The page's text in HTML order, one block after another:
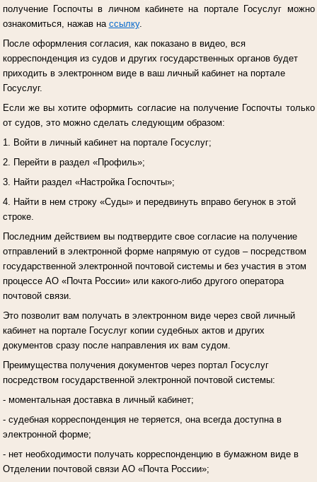
получение Госпочты в личном кабинете на портале Госуслуг можно
ознакомиться, нажав на ссылку.
После оформления согласия, как показано в видео, вся
корреспонденция из судов и других государственных органов будет
приходить в электронном виде в ваш личный кабинет на портале
Госуслуг.
Если же вы хотите оформить согласие на получение Госпочты только
от судов, это можно сделать следующим образом:
1. Войти в личный кабинет на портале Госуслуг;
2. Перейти в раздел «Профиль»;
3. Найти раздел «Настройка Госпочты»;
4. Найти в нем строку «Суды» и передвинуть вправо бегунок в этой
строке.
Последним действием вы подтвердите свое согласие на получение
отправлений в электронной форме напрямую от судов – посредством
государственной электронной почтовой системы и без участия в этом
процессе АО «Почта России» или какого-либо другого оператора
почтовой связи.
Это позволит вам получать в электронном виде через свой личный
кабинет на портале Госуслуг копии судебных актов и других
документов сразу после направления их вам судом.
Преимущества получения документов через портал Госуслуг
посредством государственной электронной почтовой системы:
- моментальная доставка в личный кабинет;
- судебная корреспонденция не теряется, она всегда доступна в
электронной форме;
- нет необходимости получать корреспонденцию в бумажном виде в
Отделении почтовой связи АО «Почта России»;